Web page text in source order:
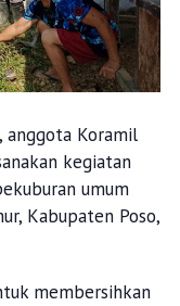
anggota Koramil
kegiatan
umum
Kabupaten Poso,
membersihkan